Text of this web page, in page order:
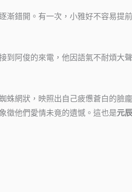
錯開。有一次，小雅好不容易提
阿俊的來電，他因語氣不耐煩大
網狀，映照出自己疲憊蒼白的臉
徵他們愛情未竟的遺憾。這也是元